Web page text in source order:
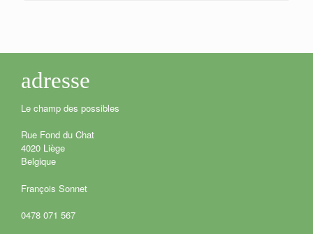
adresse
Le champ des possibles
Rue Fond du Chat
4020 Liège
Belgique
François Sonnet
0478 071 567